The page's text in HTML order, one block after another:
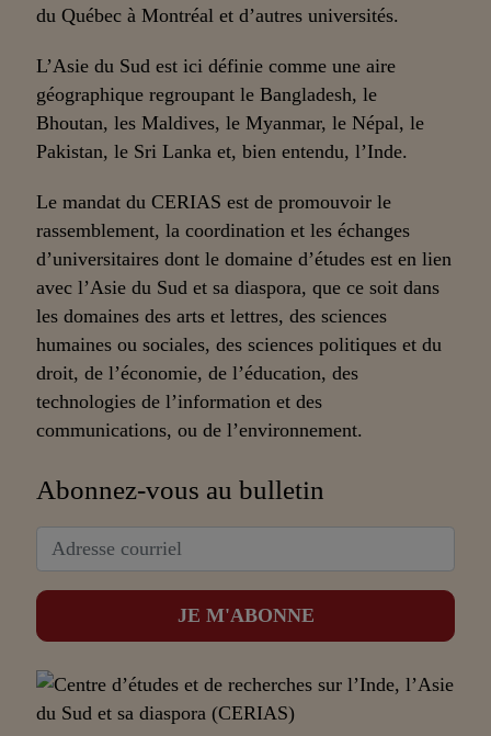
du Québec à Montréal et d’autres universités.
L’Asie du Sud est ici définie comme une aire
géographique regroupant le Bangladesh, le
Bhoutan, les Maldives, le Myanmar, le Népal, le
Pakistan, le Sri Lanka et, bien entendu, l’Inde.
Le mandat du CERIAS est de promouvoir le
rassemblement, la coordination et les échanges
d’universitaires dont le domaine d’études est en lien
avec l’Asie du Sud et sa diaspora, que ce soit dans
les domaines des arts et lettres, des sciences
humaines ou sociales, des sciences politiques et du
droit, de l’économie, de l’éducation, des
technologies de l’information et des
communications, ou de l’environnement.
Abonnez-vous au bulletin